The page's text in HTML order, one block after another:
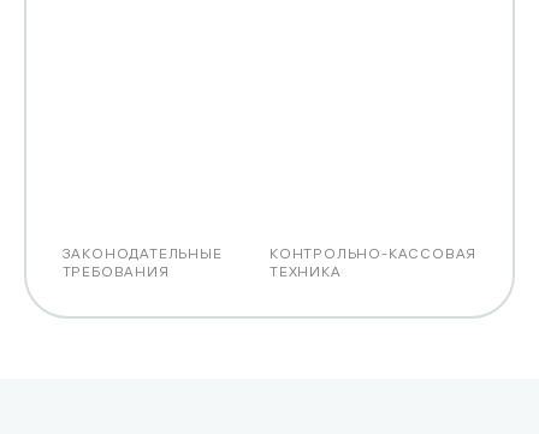
КОНТРОЛЬНО-КАССОВАЯ
ТЕХНИКА
ЗАКОНОДАТЕЛЬНЫЕ
ТРЕБОВАНИЯ